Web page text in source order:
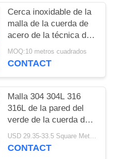
Cerca inoxidable de la
malla de la cuerda de
acero de la técnica de
las manos para el
sistema de la pared y
MOQ:10 metros cuadrados
CONTACT
Malla 304 304L 316
316L de la pared del
verde de la cuerda de
alambre de acero
inoxidable
USD 29.35-33.5 Square Meters MOQ:10 metros cuadrados
CONTACT